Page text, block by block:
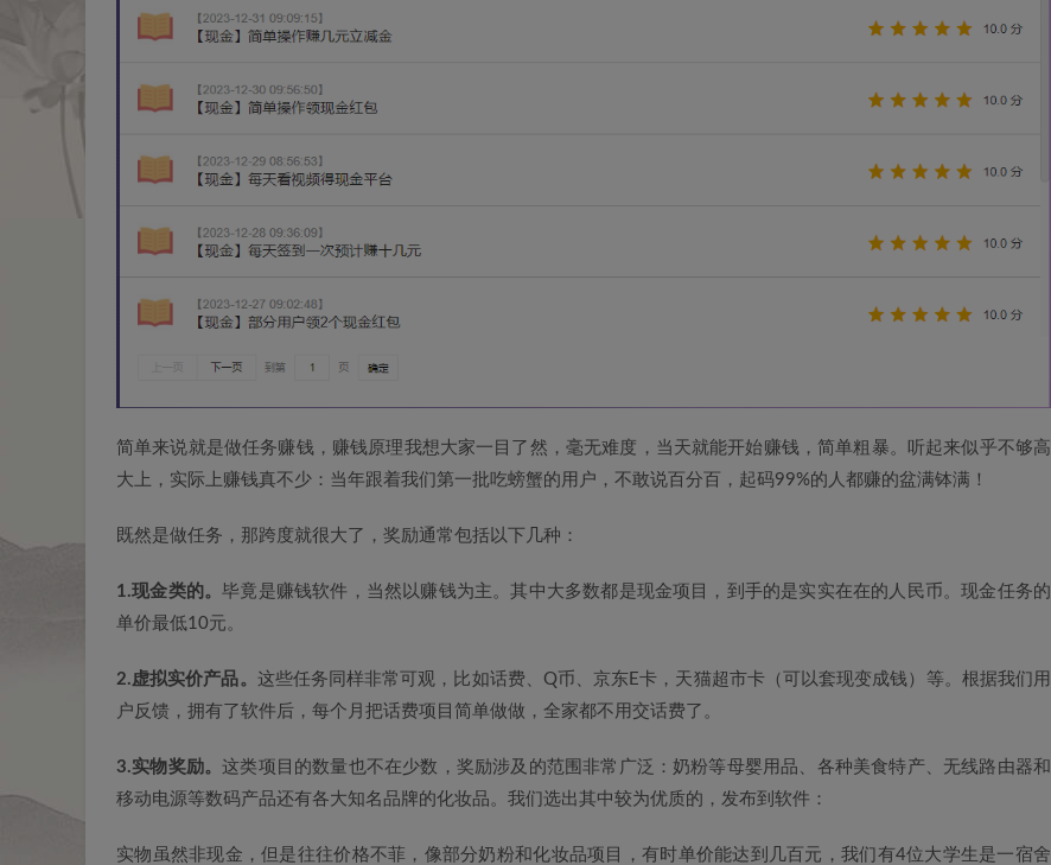
简单来说就是做任务赚钱，赚钱原理我想大家一目了然，毫无难度，当天就能开始赚钱，简单粗暴。听起来似乎不够高
大上，实际上赚钱真不少：当年跟着我们第一批吃螃蟹的用户，不敢说百分百，起码99%的人都赚的盆满钵满！
既然是做任务，那跨度就很大了，奖励通常包括以下几种：
1.现金类的。毕竟是赚钱软件，当然以赚钱为主。其中大多数都是现金项目，到手的是实实在在的人民币。现金任务的
单价最低10元。
2.虚拟实价产品。 这些任务同样非常可观，比如话费、Q币、京东E卡，天猫超市卡（可以套现变成钱）等。根据我们用
户反馈，拥有了软件后，每个月把话费项目简单做做，全家都不用交话费了。
3.实物奖励。这类项目的数量也不在少数，奖励涉及的范围非常广泛：奶粉等母婴用品、各种美食特产、无线路由器和
移动电源等数码产品还有各大知名品牌的化妆品。我们选出其中较为优质的，发布到软件：
实物虽然非现金，但是往往价格不菲，像部分奶粉和化妆品项目，有时单价能达到几百元，我们有4位大学生是一宿舍